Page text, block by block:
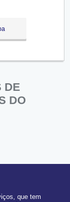
DE
DO
que tem